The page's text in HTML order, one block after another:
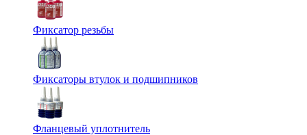
Фиксатор резьбы
Фиксаторы втулок и подшипников
Фланцевый уплотнитель